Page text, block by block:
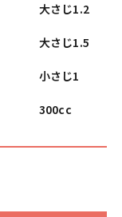
大さじ1.2
大さじ1.5
小さじ1
300cc